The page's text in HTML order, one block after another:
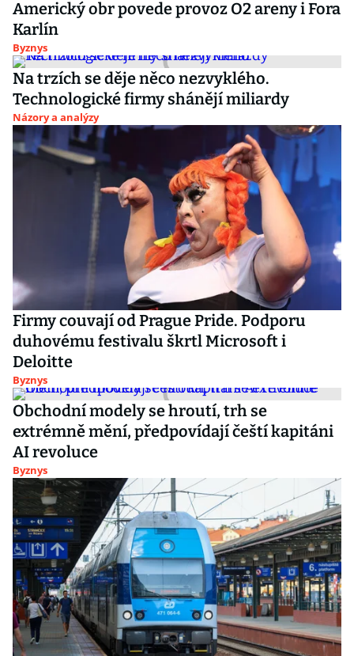
Americký obr povede provoz O2 areny i Fora
Karlín
Byznys
Na trzích se děje něco nezvyklého.
Technologické firmy shánějí miliardy
Názory a analýzy
Firmy couvají od Prague Pride. Podporu
duhovému festivalu škrtl Microsoft i
Deloitte
Byznys
Obchodní modely se hroutí, trh se
extrémně mění, předpovídají čeští kapitáni
AI revoluce
Byznys